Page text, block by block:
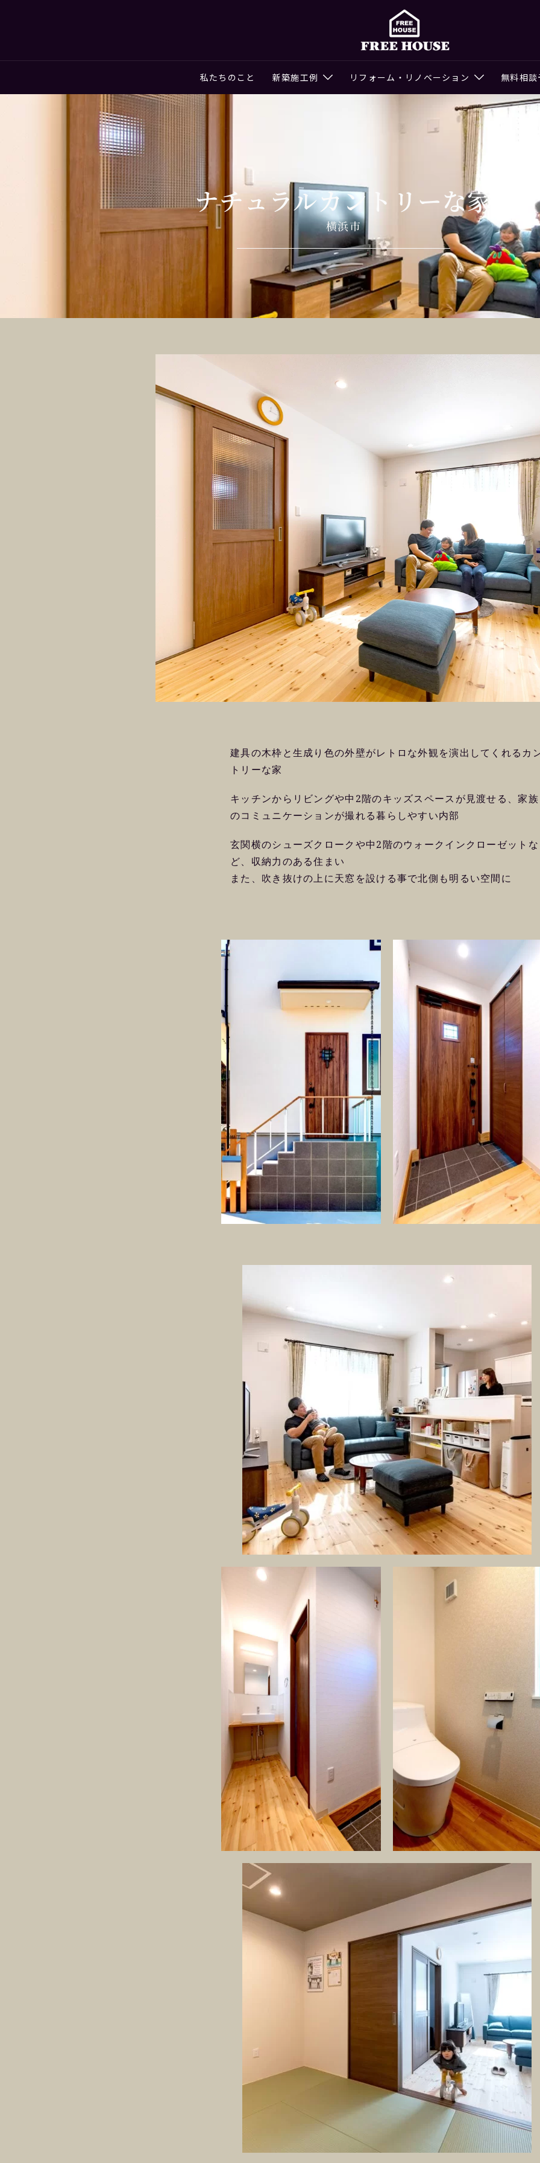
私たちのこと 新築施工例 リフォーム・リノベーション 無料相
ナチュラルカントリーな家
横浜市
建具の木枠と生成り色の外壁がレトロな外観を演出してくれるカ
トリーな家
キッチンからリビングや中2階のキッズスペースが見渡せる、家族
のコミュニケーションが撮れる暮らしやすい内部
玄関横のシューズクロークや中2階のウォークインクローゼットな
ど、収納力のある住まい
また、吹き抜けの上に天窓を設ける事で北側も明るい空間に